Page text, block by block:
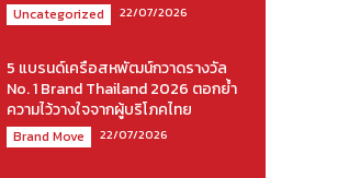
Uncategorized 22/07/2026
5 แบรนด์เครือสหพัฒน์กวาดรางวัล
No. 1 Brand Thailand 2026 ตอกย้ำ
ความไว้วางใจจากผู้บริโภคไทย
Brand Move 22/07/2026